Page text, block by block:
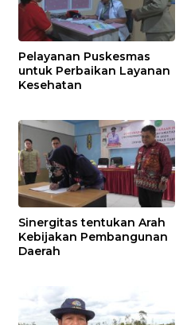
Pelayanan Puskesmas
untuk Perbaikan Layanan
Kesehatan
Sinergitas tentukan Arah
Kebijakan Pembangunan
Daerah